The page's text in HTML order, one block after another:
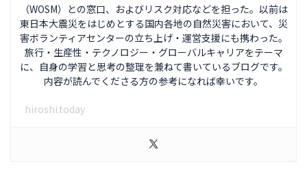
（WOSM）との窓口、およびリスク対応などを担った。以前は
東日本大震災をはじめとする国内各地の自然災害において、災
害ボランティアセンターの立ち上げ・運営支援にも携わった。
旅行・生産性・テクノロジー・グローバルキャリアをテーマ
に、自身の学習と思考の整理を兼ねて書いているブログです。
内容が読んでくださる方の参考になれば幸いです。
hiroshi.today